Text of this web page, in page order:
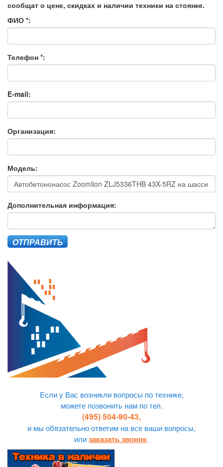
сообщат о цене, скидках и наличии техники на стоянке.
ФИО *:
Телефон *:
E-mail:
Организация:
Модель:
Дополнительная информация:
ОТПРАВИТЬ
Если у Вас возникли вопросы по технике,
можете позвонить нам по тел.
(495) 504-90-43,
и мы обязательно ответим на все ваши вопросы,
илизаказать звонок.